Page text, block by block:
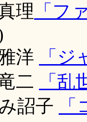
理 「フ
洋
「
二
「
詔子